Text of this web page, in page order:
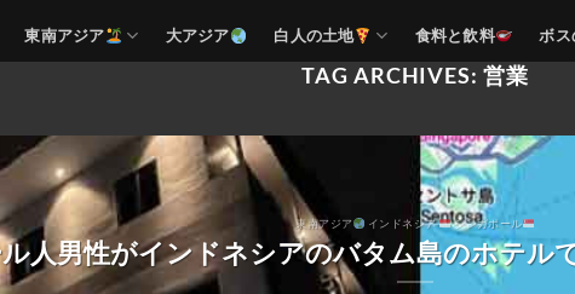
東南アジア 大アジア 白人の土地 食料と飲料 ボ
TAG ARCHIVES:営業
東南アジア インドネシア シンガポール
人男性がインドネシアのバタム島のホテル